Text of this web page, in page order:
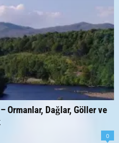
Ormanlar, Dağlar, Göller ve
0